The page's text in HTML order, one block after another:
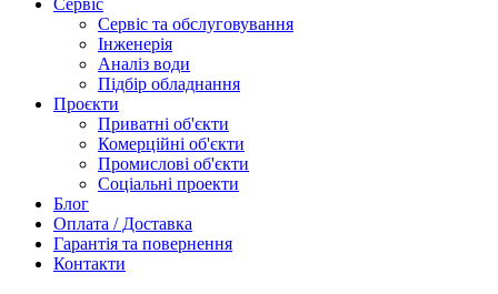
Сервіс
Сервіс та обслуговування
Інженерія
Аналіз води
Підбір обладнання
Проєкти
Приватні об'єкти
Комерційні об'єкти
Промислові об'єкти
Соціальні проекти
Блог
Оплата / Доставка
Гарантія та повернення
Контакти